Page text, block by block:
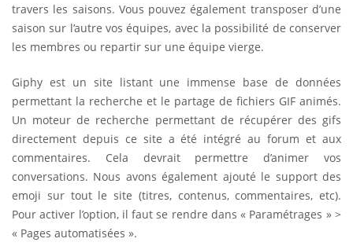
travers les saisons. Vous pouvez également transposer d’une
saison sur l’autre vos équipes, avec la possibilité de conserver
les membres ou repartir sur une équipe vierge.
Giphy est un site listant une immense base de données
permettant la recherche et le partage de fichiers GIF animés.
Un moteur de recherche permettant de récupérer des gifs
directement depuis ce site a été intégré au forum et aux
commentaires. Cela devrait permettre d’animer vos
conversations. Nous avons également ajouté le support des
emoji sur tout le site (titres, contenus, commentaires, etc).
Pour activer l’option, il faut se rendre dans « Paramétrages » >
« Pages automatisées ».